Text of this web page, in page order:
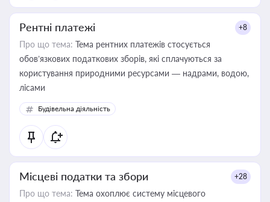
Рентні платежі +8
Про що тема: Тема рентних платежів стосується
обов’язкових податкових зборів, які сплачуються за
користування природними ресурсами — надрами, водою,
лісами
Будівельна діяльність
Місцеві податки та збори +28
Про що тема: Тема охоплює систему місцевого